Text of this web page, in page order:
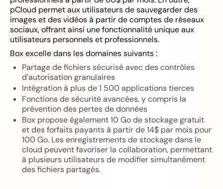
pCloud permet aux utilisateurs de sauvegarder des
images et des vidéos à partir de comptes de réseaux
sociaux, offrant ainsi une fonctionnalité unique aux
utilisateurs personnels et professionnels.
Box excelle dans les domaines suivants :
Partage de fichiers sécurisé avec des contrôles
d'autorisation granulaires
Intégration à plus de 1 500 applications tierces
Fonctions de sécurité avancées, y compris la
prévention des pertes de données
Box propose également 10 Go de stockage gratuit
et des forfaits payants à partir de 14$ par mois pour
100 Go. Les enregistrements de stockage dans le
cloud peuvent favoriser la collaboration, permettant
à plusieurs utilisateurs de modifier simultanément
des fichiers partagés.